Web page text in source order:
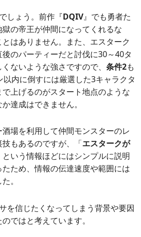
しょう。前作『DQIV』でも勇者た
の帝王が仲間になってくれるな
はありません。また、エスターク
のパーティーだと討伐に30～40タ
ないような強さですので、 条件2も
内に倒すには厳選した3キャラクタ
上げるのがスタート地点のような
達成はできません。
場を利用して仲間モンスターのレ
もあるのですが、「エスタークが
という情報ほどにはシンプルに説明
ため、情報の伝達速度や範囲には
。
を信じたくなってしまう背景や要因
ではと考えています。